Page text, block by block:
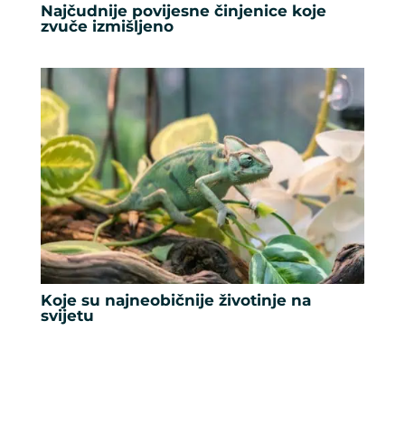
Najčudnije povijesne činjenice koje
zvuče izmišljeno
Koje su najneobičnije životinje na
svijetu